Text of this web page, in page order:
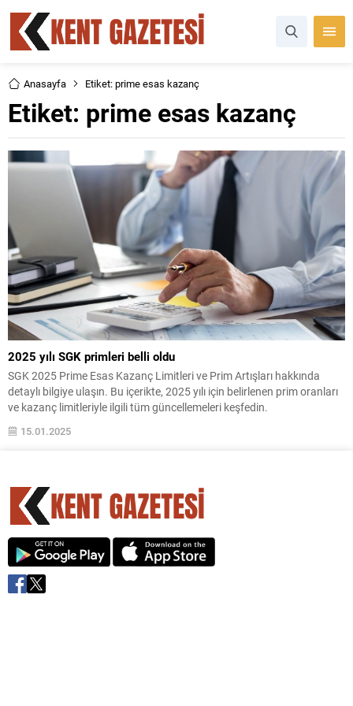
Anasayfa Etiket: prime esas kazanç
Etiket: prime esas kazanç
2025 yılı SGK primleri belli oldu
SGK 2025 Prime Esas Kazanç Limitleri ve Prim Artışları hakkında
detaylı bilgiye ulaşın. Bu içerikte, 2025 yılı için belirlenen prim oranları
ve kazanç limitleriyle ilgili tüm güncellemeleri keşfedin.
15.01.2025